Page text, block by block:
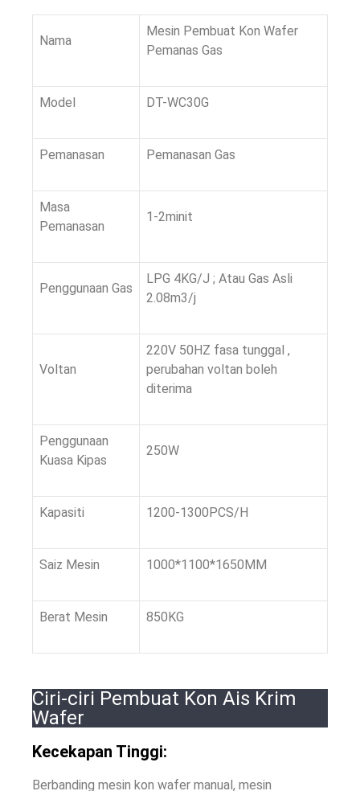
Nama
Mesin Pembuat Kon Wafer
Pemanas Gas
Model DT-WC30G
Pemanasan Pemanasan Gas
Masa
Pemanasan
1-2minit
Penggunaan Gas
LPG 4KG/J ; Atau Gas Asli
2.08m3/j
Voltan
220V 50HZ fasa tunggal ,
perubahan voltan boleh
diterima
Penggunaan
Kuasa Kipas
250W
Kapasiti 1200-1300PCS/H
Saiz Mesin 1000*1100*1650MM
Berat Mesin 850KG
Ciri-ciri Pembuat Kon Ais Krim
Wafer
Kecekapan Tinggi:
Berbanding mesin kon wafer manual, mesin